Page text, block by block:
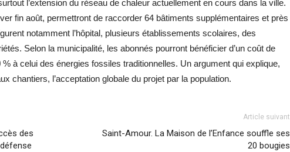
l’extension du réseau de chaleur actuellement en cours dans la ville.
fin août, permettront de raccorder 64 bâtiments supplémentaires et près
notamment l’hôpital, plusieurs établissements scolaires, des
Selon la municipalité, les abonnés pourront bénéficier d’un coût de
% à celui des énergies fossiles traditionnelles. Un argument qui explique,
chantiers, l’acceptation globale du projet par la population.
des
Article suivant
Saint-Amour. La Maison de l’Enfance souffle ses
20 bougies